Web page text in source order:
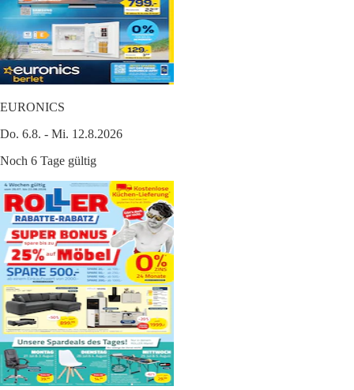
EURONICS
Do. 6.8. - Mi. 12.8.2026
Noch 6 Tage gültig